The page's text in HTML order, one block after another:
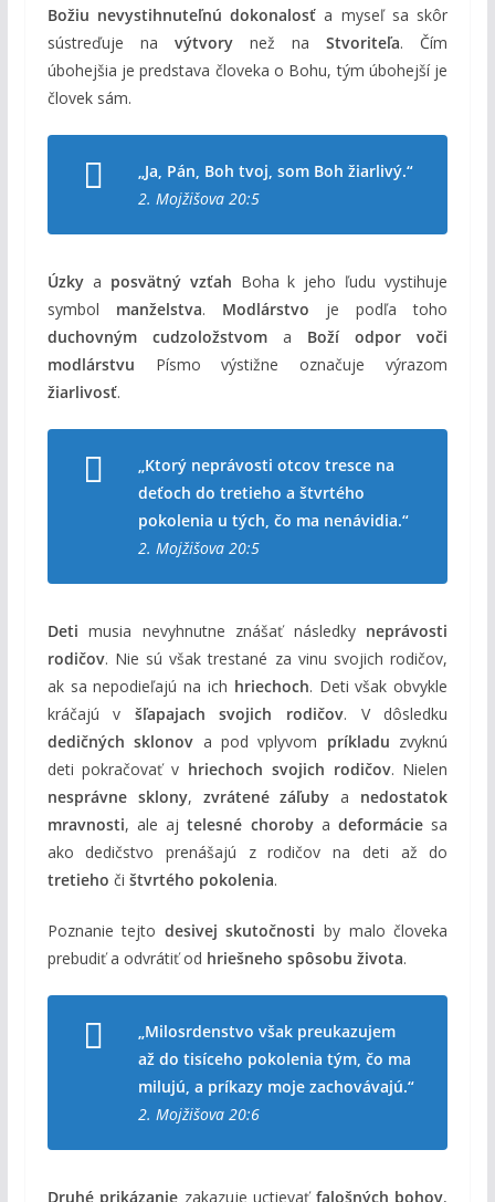
Božiu nevystihnuteľnú dokonalosť a myseľ sa skôr
sústreďuje na výtvorynež naStvoriteľa. Čím
úbohejšia je predstava človeka o Bohu, tým úbohejší je
človek sám.
„Ja, Pán, Boh tvoj, som Boh žiarlivý.“
2. Mojžišova 20:5
Úzkya posvätný vzťah Boha k jeho ľudu vystihuje
symbol manželstva. Modlárstvo je podľa toho
duchovným cudzoložstvoma Boží odpor voči
modlárstvu Písmo výstižne označuje výrazom
žiarlivosť.
„Ktorý neprávosti otcov tresce na
deťoch do tretieho a štvrtého
pokolenia u tých, čo ma nenávidia.“
2. Mojžišova 20:5
Deti musia nevyhnutne znášať následky neprávosti
rodičov. Nie sú však trestané za vinu svojich rodičov,
ak sa nepodieľajú na ich hriechoch. Deti však obvykle
kráčajú v šľapajach svojich rodičov. V dôsledku
dedičných sklonov a pod vplyvom príkladu zvyknú
deti pokračovať v hriechoch svojich rodičov. Nielen
nesprávne sklony, zvrátené záľuby a nedostatok
mravnosti, ale ajtelesné chorobyadeformácie sa
ako dedičstvo prenášajú z rodičov na deti až do
tretieho či štvrtého pokolenia.
Poznanie tejto desivej skutočnosti by malo človeka
prebudiť a odvrátiť od hriešneho spôsobu života.
„Milosrdenstvo však preukazujem
až do tisíceho pokolenia tým, čo ma
milujú, a príkazy moje zachovávajú.“
2. Mojžišova 20:6
Druhé prikázanie zakazuje uctievať falošných bohov,